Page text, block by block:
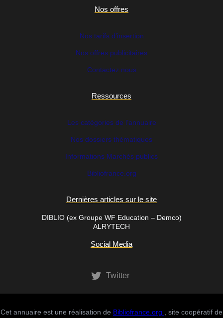
Nos offres
Nos tarifs d’insertion
Nos offres publicitaires
Contactez nous
Ressources
Les catégories de l’annuaire
Nos dossiers thématiques
Informations Marchés publics
Bibliofrance .org
Dernières articles sur le site
DIBLIO (ex Groupe WF Education – Demco)
ALRYTECH
Social Media
Twitter
Cet annuaire est une réalisation de Bibliofrance.org , site coopératif de